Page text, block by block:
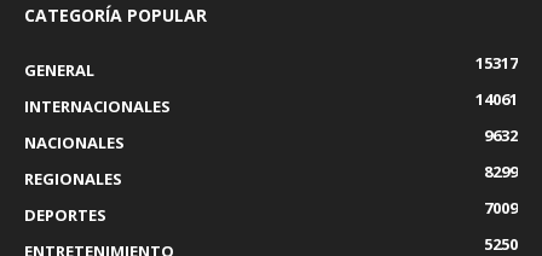
CATEGORÍA POPULAR
GENERAL
15317
INTERNACIONALES
14061
NACIONALES
9632
REGIONALES
8299
DEPORTES
7009
ENTRETENIMIENTO
5250